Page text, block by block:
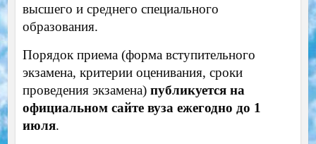
высшего и среднего специального
образования.
Порядок приема (форма вступительного
экзамена, критерии оценивания, сроки
проведения экзамена) публикуется на
официальном сайте вуза ежегодно до 1
июля.